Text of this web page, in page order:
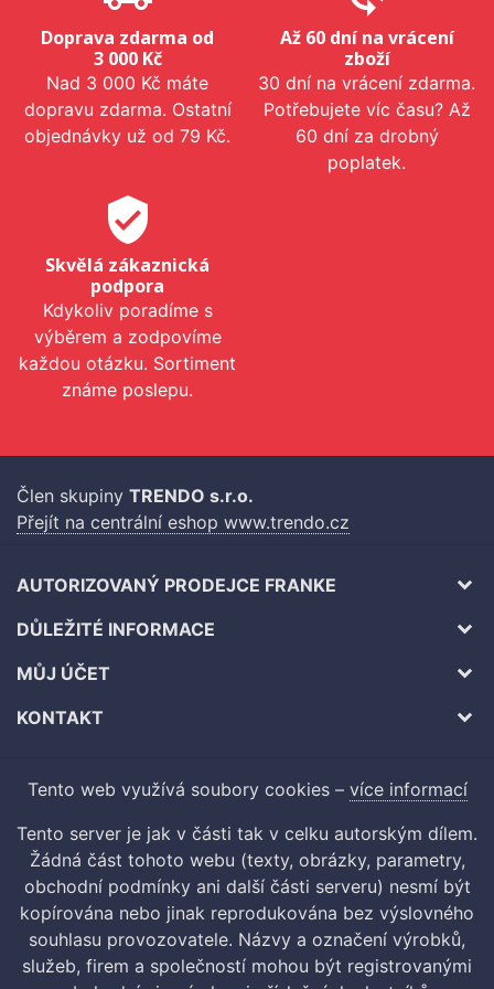
Doprava zdarma od
3 000 Kč
Nad 3 000 Kč máte
dopravu zdarma. Ostatní
objednávky už od 79 Kč.
Až 60 dní na vrácení
zboží
30 dní na vrácení zdarma.
Potřebujete víc času? Až
60 dní za drobný
poplatek.
verified_user
Skvělá zákaznická
podpora
Kdykoliv poradíme s
výběrem a zodpovíme
každou otázku. Sortiment
známe poslepu.
Člen skupiny TRENDO s.r.o.
Přejít na centrální eshop www.trendo.cz
AUTORIZOVANÝ PRODEJCE FRANKE
DŮLEŽITÉ INFORMACE
MŮJ ÚČET
KONTAKT
Tento web využívá soubory cookies – více informací
Tento server je jak v části tak v celku autorským dílem.
Žádná část tohoto webu (texty, obrázky, parametry,
obchodní podmínky ani další části serveru) nesmí být
kopírována nebo jinak reprodukována bez výslovného
souhlasu provozovatele. Názvy a označení výrobků,
služeb, firem a společností mohou být registrovanými